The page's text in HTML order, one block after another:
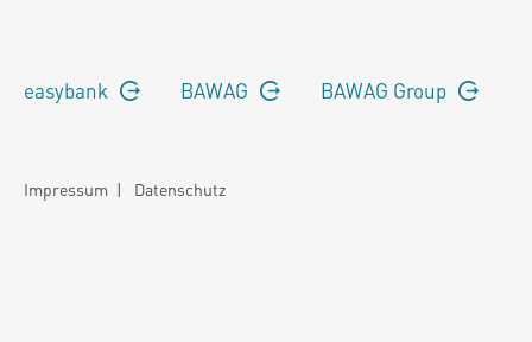
easybank BAWAG BAWAG Group
Impressum | Datenschutz